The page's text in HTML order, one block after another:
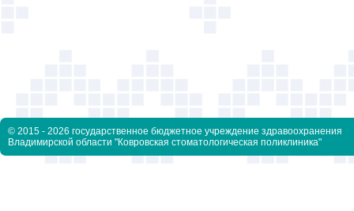
© 2015 - 2026 государственное бюджетное учреждение здравоохранения
Владимирской области "Ковровская стоматологическая поликлиника"